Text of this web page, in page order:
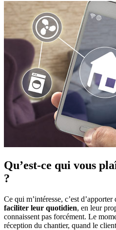
Qu’est-ce qui vous
?
Ce qui m’intéresse, c’est
faciliter leur quotidien, en leur
connaissent pas forcément. Le
réception du chantier, quand le